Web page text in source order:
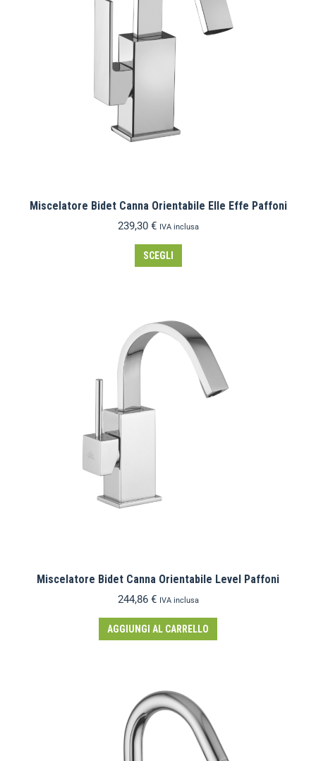
Miscelatore Bidet Canna Orientabile Elle Effe Paffoni
239,30 € IVA inclusa
SCEGLI
Miscelatore Bidet Canna Orientabile Level Paffoni
244,86 € IVA inclusa
AGGIUNGI AL CARRELLO